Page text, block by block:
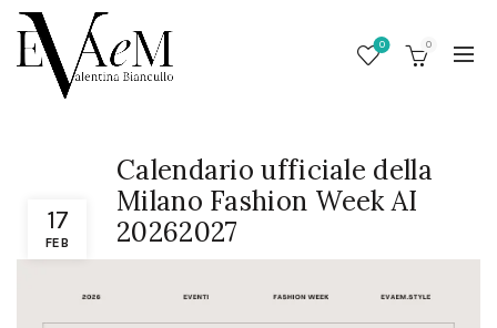
0 0
17
FEB
Calendario ufficiale della
Milano Fashion Week AI
20262027